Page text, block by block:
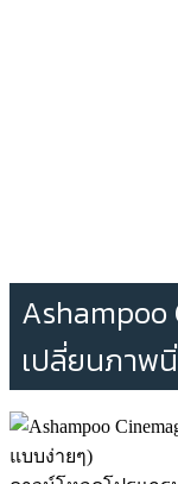
Ashampoo
เปลี่ยนภาพ